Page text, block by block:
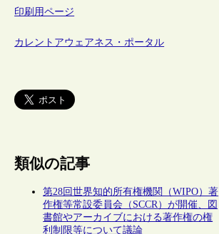
印刷用ページ
カレントアウェアネス・ポータル
類似の記事
第28回世界知的所有権機関（WIPO）著
作権等常設委員会（SCCR）が開催、図
書館やアーカイブにおける著作権の権
利制限等について議論